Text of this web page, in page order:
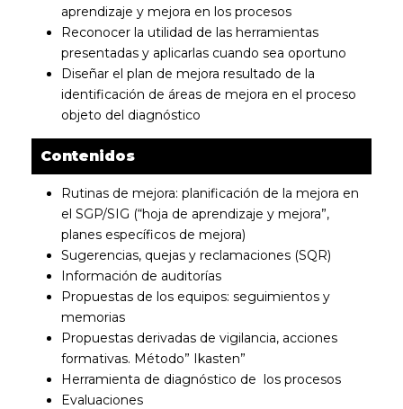
aprendizaje y mejora en los procesos
Reconocer la utilidad de las herramientas
presentadas y aplicarlas cuando sea oportuno
Diseñar el plan de mejora resultado de la
identificación de áreas de mejora en el proceso
objeto del diagnóstico
Contenidos
Rutinas de mejora: planificación de la mejora en
el SGP/SIG (“hoja de aprendizaje y mejora”,
planes específicos de mejora)
Sugerencias, quejas y reclamaciones (SQR)
Información de auditorías
Propuestas de los equipos: seguimientos y
memorias
Propuestas derivadas de vigilancia, acciones
formativas. Método” Ikasten”
Herramienta de diagnóstico de los procesos
Evaluaciones